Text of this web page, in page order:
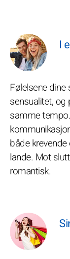
I
Følelsene
sensualitet, og
samme
både
lande. Mot
romantisk.